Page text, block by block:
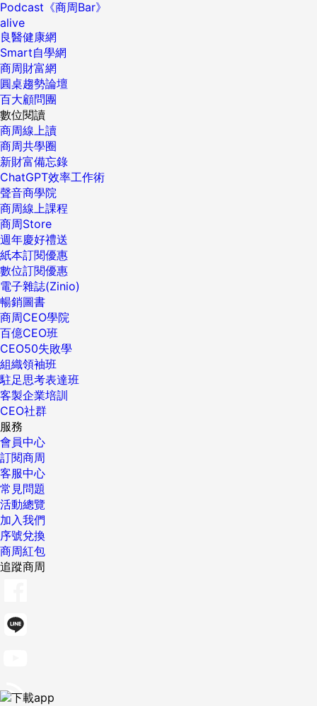
Podcast《商周Bar》
alive
良醫健康網
Smart自學網
商周財富網
圓桌趨勢論壇
百大顧問團
數位閱讀
商周線上讀
商周共學圈
新財富備忘錄
ChatGPT效率工作術
聲音商學院
商周線上課程
商周Store
週年慶好禮送
紙本訂閱優惠
數位訂閱優惠
電子雜誌(Zinio)
暢銷圖書
商周CEO學院
百億CEO班
CEO50失敗學
組織領袖班
駐足思考表達班
客製企業培訓
CEO社群
服務
會員中心
訂閱商周
客服中心
常見問題
活動總覽
加入我們
序號兌換
商周紅包
追蹤商周